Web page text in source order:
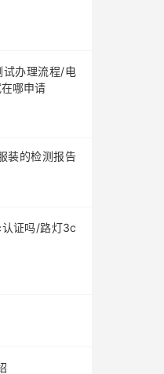
试办理流程/电
哪申请
装的检测报告
证吗/路灯3c